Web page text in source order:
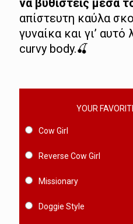
να βυθιστείς μέσα
απίστευτη καύλα
γυναίκα και γι’
curvy body.🍒
YOUR
Cow Girl
Reverse Cow Girl
Missionary
Doggie Style